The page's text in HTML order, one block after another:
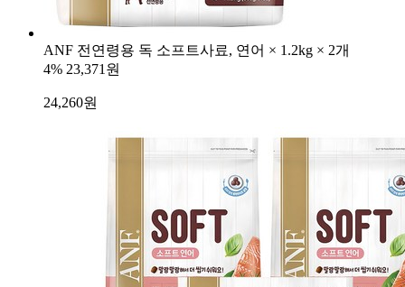
ANF 전연령용 독 소프트사료, 연어 × 1.2kg × 2개
4% 23,371원
24,260원